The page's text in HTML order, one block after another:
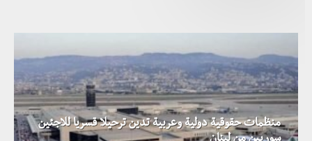
منظمات حقوقية دولية وعربية تدين ترحيلا قسريا للاجئين